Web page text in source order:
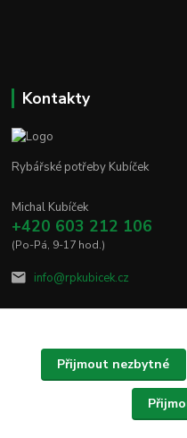
Kontakty
Rybářské potřeby Kubíček
Michal Kubíček
+420 603 212 106
(Po-Pá, 9-17 hod.)
info@rpkubicek.cz
Upravit
Přijmout nezbytné